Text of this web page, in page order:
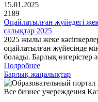
15.01.2025
2189
Оңайлатылған жүйедегі
салықтар 2025
2025 жылы жеке
оңайлатылған жүйесінде
болады. Барлық өзгерістер
Подробнее
Барлық жаңалықтар
Все бизнес учереждения